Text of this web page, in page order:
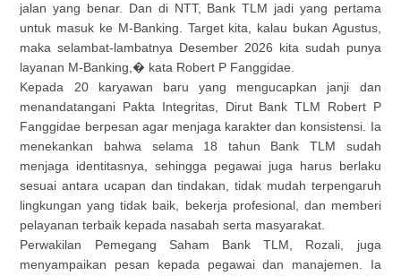
jalan yang benar. Dan di NTT, Bank TLM jadi yang pertama
untuk masuk ke M-Banking. Target kita, kalau bukan Agustus,
maka selambat-lambatnya Desember 2026 kita sudah punya
layanan M-Banking,� kata Robert P Fanggidae.
Kepada 20 karyawan baru yang mengucapkan janji dan
menandatangani Pakta Integritas, Dirut Bank TLM Robert P
Fanggidae berpesan agar menjaga karakter dan konsistensi. Ia
menekankan bahwa selama 18 tahun Bank TLM sudah
menjaga identitasnya, sehingga pegawai juga harus berlaku
sesuai antara ucapan dan tindakan, tidak mudah terpengaruh
lingkungan yang tidak baik, bekerja profesional, dan memberi
pelayanan terbaik kepada nasabah serta masyarakat.
Perwakilan Pemegang Saham Bank TLM, Rozali, juga
menyampaikan pesan kepada pegawai dan manajemen. Ia